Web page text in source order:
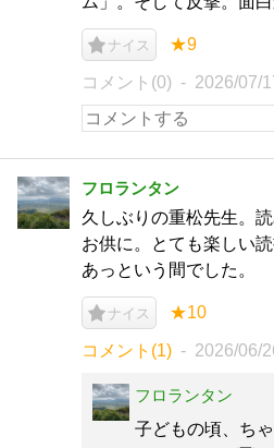
ナイス ★9
コメント(0) 2026/07/
フロランタン
久しぶりの重松先生。
お供に。とても楽しい
あっという間でした。
ナイス ★10
コメント(1) 2026/06/
フロランタン
子どもの頃、ち